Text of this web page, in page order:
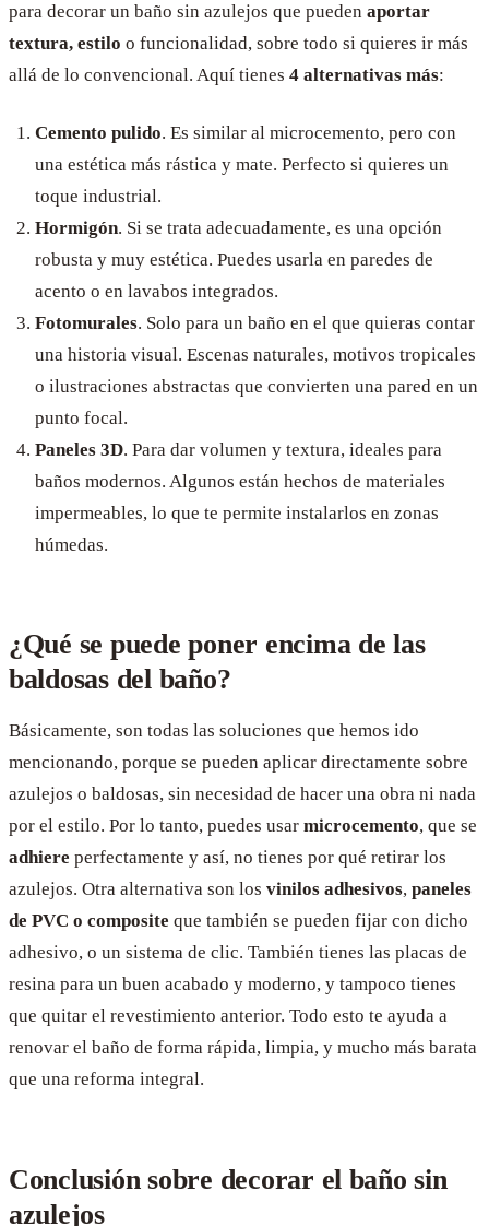
para decorar un baño sin azulejos que pueden aportar
textura, estilo o funcionalidad, sobre todo si quieres ir más
allá de lo convencional. Aquí tienes 4 alternativas más:
Cemento pulido. Es similar al microcemento, pero con
una estética más rástica y mate. Perfecto si quieres un
toque industrial.
Hormigón. Si se trata adecuadamente, es una opción
robusta y muy estética. Puedes usarla en paredes de
acento o en lavabos integrados.
Fotomurales. Solo para un baño en el que quieras contar
una historia visual. Escenas naturales, motivos tropicales
o ilustraciones abstractas que convierten una pared en un
punto focal.
Paneles 3D. Para dar volumen y textura, ideales para
baños modernos. Algunos están hechos de materiales
impermeables, lo que te permite instalarlos en zonas
húmedas.
¿Qué se puede poner encima de las
baldosas del baño?
Básicamente, son todas las soluciones que hemos ido
mencionando, porque se pueden aplicar directamente sobre
azulejos o baldosas, sin necesidad de hacer una obra ni nada
por el estilo. Por lo tanto, puedes usar microcemento, que se
adhiere perfectamente y así, no tienes por qué retirar los
azulejos. Otra alternativa son los vinilos adhesivos, paneles
de PVC o composite que también se pueden fijar con dicho
adhesivo, o un sistema de clic. También tienes las placas de
resina para un buen acabado y moderno, y tampoco tienes
que quitar el revestimiento anterior. Todo esto te ayuda a
renovar el baño de forma rápida, limpia, y mucho más barata
que una reforma integral.
Conclusión sobre decorar el baño sin
azulejos